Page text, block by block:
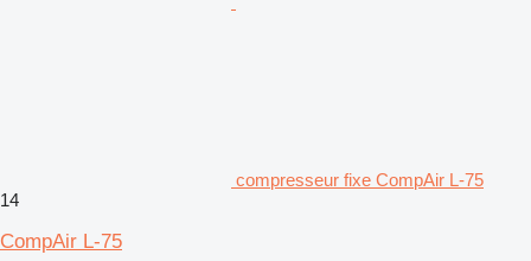
compresseur fixe CompAir L-75
14
CompAir L-75